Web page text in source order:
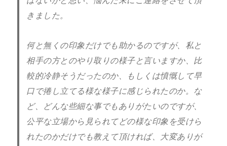
きました。
何と無くの印象だけでも助かるのですが、私と
相手の方とのやり取りの様子と言いますか、比
較的冷静そうだったのか、もしくは憤慨して早
口で捲し立てる様な様子に感じられたのか。な
ど、どんな些細な事でもありがたいのですが、
公平な立場から見られてどの様な印象を受けら
れたのかだけでも教えて頂ければ、大変ありが